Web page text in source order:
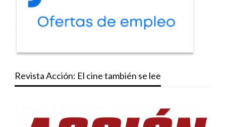
Revista Acción: El cine también se lee